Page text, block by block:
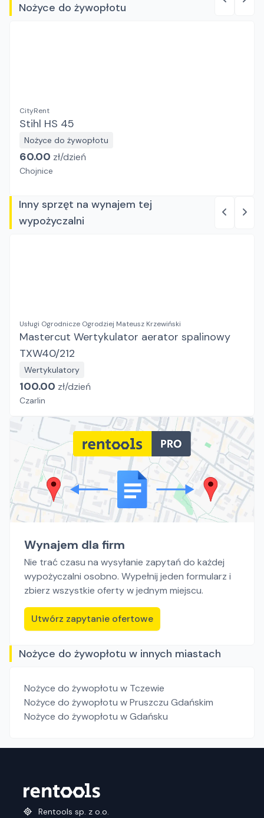
Nożyce do żywopłotu
CityRent
Stihl HS 45
Nożyce do żywopłotu
60.00 zł/dzień
Chojnice
Inny sprzęt na wynajem tej
wypożyczalni
Usługi Ogrodnicze Ogrodziej Mateusz Krzewiński
Mastercut Wertykulator aerator spalinowy
TXW40/212
Wertykulatory
100.00 zł/dzień
Czarlin
Wynajem dla firm
Nie trać czasu na wysyłanie zapytań do każdej
wypożyczalni osobno. Wypełnij jeden formularz i
zbierz wszystkie oferty w jednym miejscu.
Utwórz zapytanie ofertowe
Nożyce do żywopłotu w innych miastach
Nożyce do żywopłotu w Tczewie
Nożyce do żywopłotu w Pruszczu Gdańskim
Nożyce do żywopłotu w Gdańsku
Rentools sp. z o.o.